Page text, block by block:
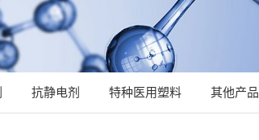
抗静电剂 特种医用塑料 其他产品